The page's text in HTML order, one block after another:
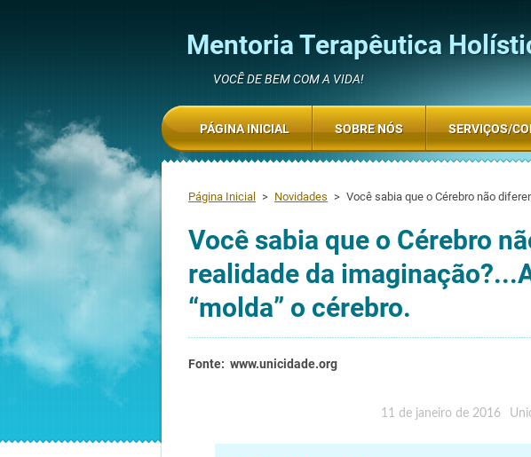
Mentoria Terapêutica
VOCÊ DE BEM COM A VIDA!
Página Inicial > Novidades > Você sabia que o Cérebro não
Você sabia que o Cérebro
realidade da imaginação?...
“molda” o cérebro.
Fonte: www.unicidade.org
11 de janeiro de 2016
PÁGINA INICIAL SOBRE NÓS SERVIÇOS/